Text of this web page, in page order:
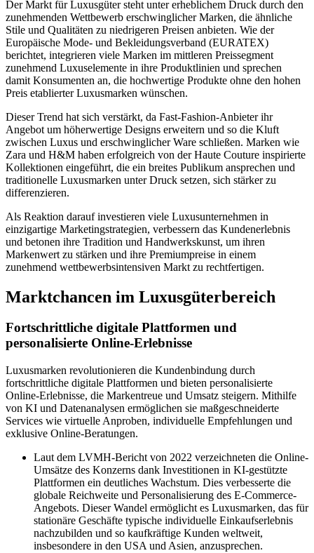
Der Markt für Luxusgüter steht unter erheblichem Druck durch den
zunehmenden Wettbewerb erschwinglicher Marken, die ähnliche
Stile und Qualitäten zu niedrigeren Preisen anbieten. Wie der
Europäische Mode- und Bekleidungsverband (EURATEX)
berichtet, integrieren viele Marken im mittleren Preissegment
zunehmend Luxuselemente in ihre Produktlinien und sprechen
damit Konsumenten an, die hochwertige Produkte ohne den hohen
Preis etablierter Luxusmarken wünschen.
Dieser Trend hat sich verstärkt, da Fast-Fashion-Anbieter ihr
Angebot um höherwertige Designs erweitern und so die Kluft
zwischen Luxus und erschwinglicher Ware schließen. Marken wie
Zara und H&M haben erfolgreich von der Haute Couture inspirierte
Kollektionen eingeführt, die ein breites Publikum ansprechen und
traditionelle Luxusmarken unter Druck setzen, sich stärker zu
differenzieren.
Als Reaktion darauf investieren viele Luxusunternehmen in
einzigartige Marketingstrategien, verbessern das Kundenerlebnis
und betonen ihre Tradition und Handwerkskunst, um ihren
Markenwert zu stärken und ihre Premiumpreise in einem
zunehmend wettbewerbsintensiven Markt zu rechtfertigen.
Marktchancen im Luxusgüterbereich
Fortschrittliche digitale Plattformen und
personalisierte Online-Erlebnisse
Luxusmarken revolutionieren die Kundenbindung durch
fortschrittliche digitale Plattformen und bieten personalisierte
Online-Erlebnisse, die Markentreue und Umsatz steigern. Mithilfe
von KI und Datenanalysen ermöglichen sie maßgeschneiderte
Services wie virtuelle Anproben, individuelle Empfehlungen und
exklusive Online-Beratungen.
Laut dem LVMH-Bericht von 2022 verzeichneten die Online-
Umsätze des Konzerns dank Investitionen in KI-gestützte
Plattformen ein deutliches Wachstum. Dies verbesserte die
globale Reichweite und Personalisierung des E-Commerce-
Angebots. Dieser Wandel ermöglicht es Luxusmarken, das für
stationäre Geschäfte typische individuelle Einkaufserlebnis
nachzubilden und so kaufkräftige Kunden weltweit,
insbesondere in den USA und Asien, anzusprechen.